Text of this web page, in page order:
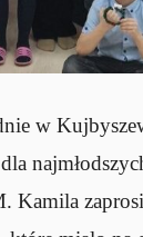
w
Kamila